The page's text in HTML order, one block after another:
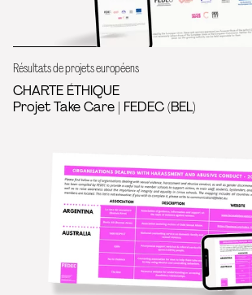
Résultats de projets européens
CHARTE ÉTHIQUE
Projet Take Care | FEDEC (BEL)